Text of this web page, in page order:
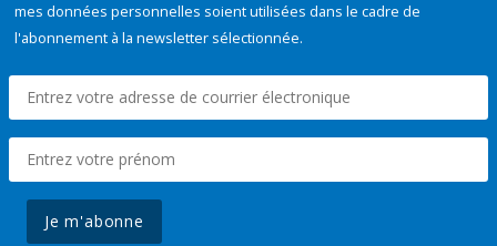
mes données personnelles soient utilisées dans le cadre de
l'abonnement à la newsletter sélectionnée.
Je m'abonne